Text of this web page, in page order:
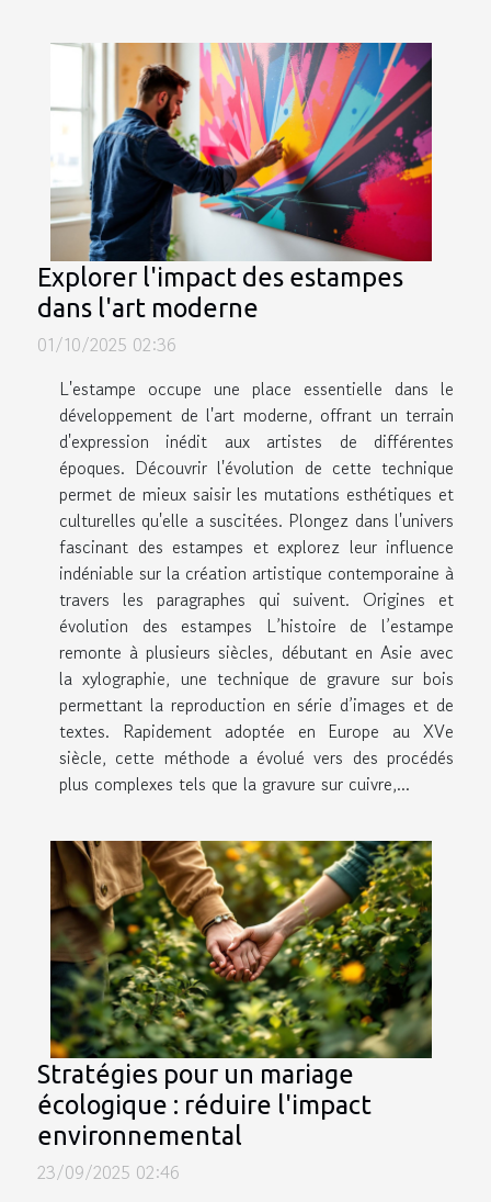
Explorer l'impact des estampes
dans l'art moderne
01/10/2025 02:36
L'estampe occupe une place essentielle dans le
développement de l'art moderne, offrant un terrain
d'expression inédit aux artistes de différentes
époques. Découvrir l'évolution de cette technique
permet de mieux saisir les mutations esthétiques et
culturelles qu'elle a suscitées. Plongez dans l'univers
fascinant des estampes et explorez leur influence
indéniable sur la création artistique contemporaine à
travers les paragraphes qui suivent. Origines et
évolution des estampes L’histoire de l’estampe
remonte à plusieurs siècles, débutant en Asie avec
la xylographie, une technique de gravure sur bois
permettant la reproduction en série d’images et de
textes. Rapidement adoptée en Europe au XVe
siècle, cette méthode a évolué vers des procédés
plus complexes tels que la gravure sur cuivre,...
Stratégies pour un mariage
écologique : réduire l'impact
environnemental
23/09/2025 02:46